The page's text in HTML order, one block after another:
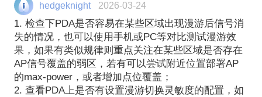
hedgeknight 2026-03-24
1. 检查下PDA是否容易在某些区域出现漫游后信号消
失的情况，也可以使用手机或PC等对比测试漫游效
果，如果有类似规律则重点关注在某些区域是否存在
AP信号覆盖的弱区，若有可以尝试附近位置部署AP
的max-power，或者增加点位覆盖；
2. 查看PDA上是否有设置漫游切换灵敏度的配置，如